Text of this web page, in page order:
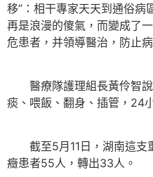
移”：相干專家天天到通俗病
再是浪漫的傻氣，而變成了
危患者，并領導醫治，防止
醫療隊護理組長黃伶智說
痰、喂飯、翻身、插管，24
截至5月11日，湖南這支
癥患者55人，轉出33人。